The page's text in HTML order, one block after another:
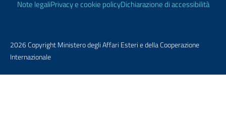
Note legaliPrivacy e cookie policyDichiarazione di accessibilità
2026 Copyright Ministero degli Affari Esteri e della Cooperazione
Internazionale